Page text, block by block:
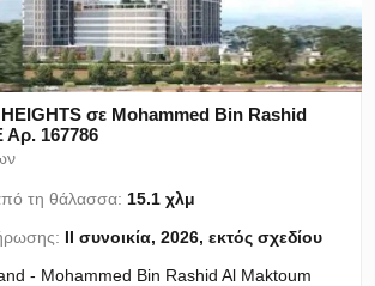
σε Mohammed Bin Rashid
167786
τη θάλασσα: 15.1 χλμ
II συνοικία, 2026, εκτός σχεδίου
- Mohammed Bin Rashid Al Maktoum